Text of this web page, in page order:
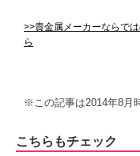
>>貴金属メーカーならで
ら
※この記事は2014年8月
こちらもチェック